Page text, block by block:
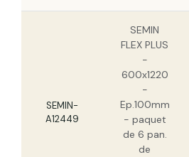
SEMIN-
A12449
SEMIN
FLEX PLUS
-
600x1220
-
Ep.100mm
- paquet
de 6 pan.
de